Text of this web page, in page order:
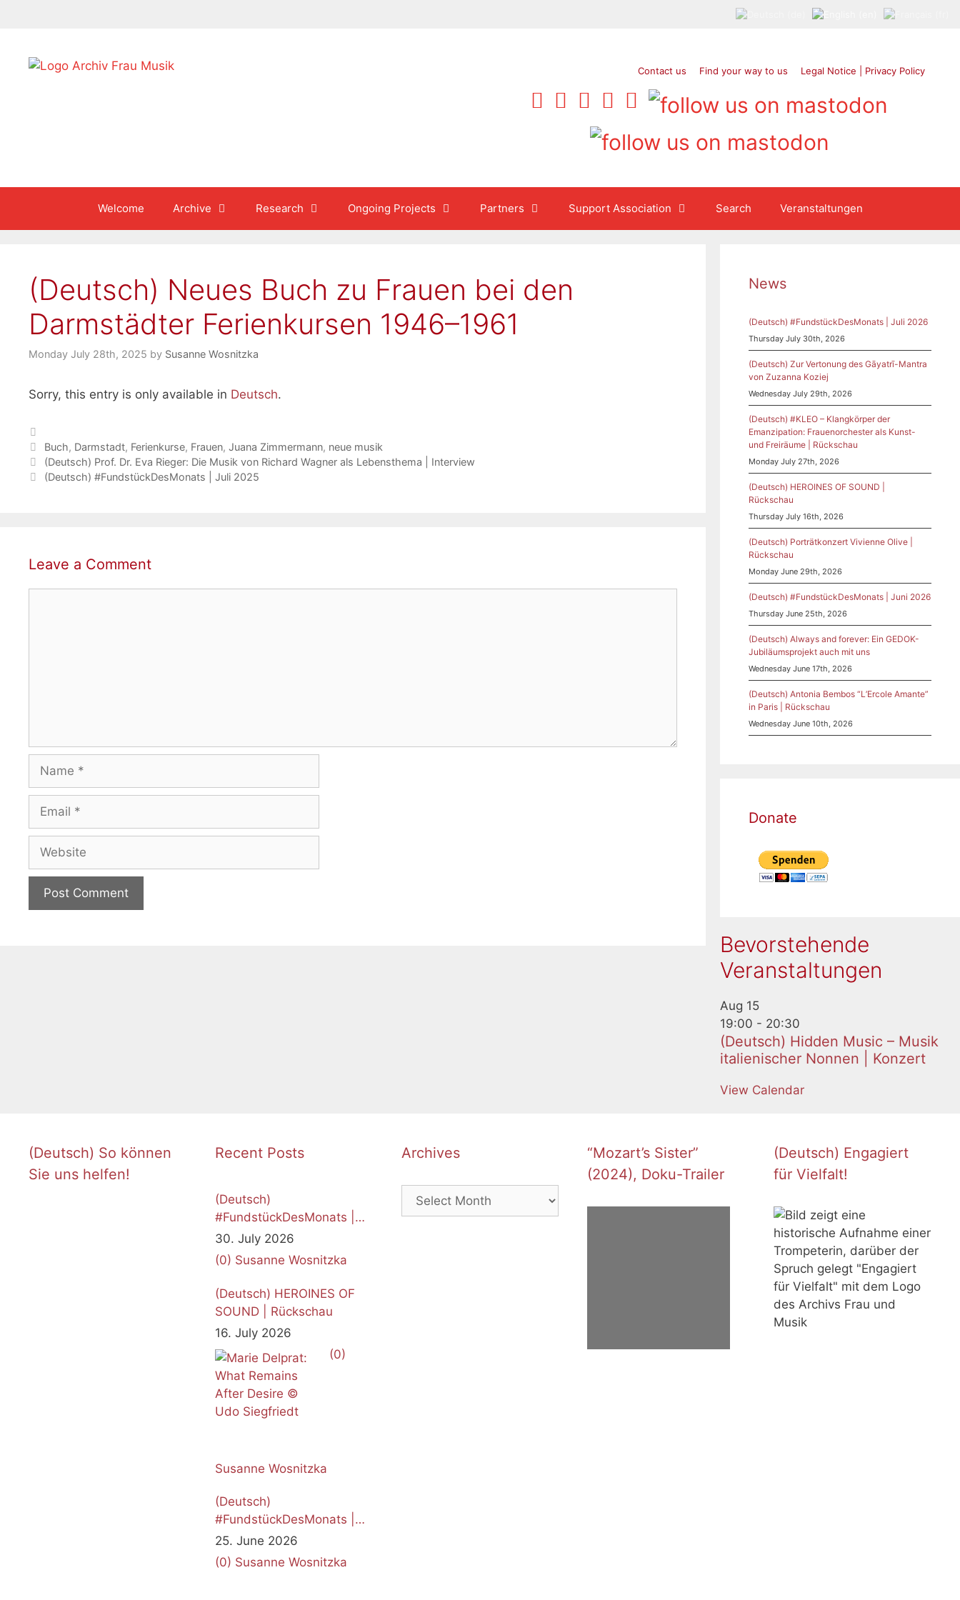
Contact us Find your way to us Legal Notice | Privacy Policy
Welcome Archive Research Ongoing Projects Partners Support Association Search Veranstaltungen
(Deutsch) Neues Buch zu Frauen bei den
Darmstädter Ferienkursen 1946–1961
Monday July 28th, 2025 by Susanne Wosnitzka
Sorry, this entry is only available in Deutsch.
Tags
Buch, Darmstadt, Ferienkurse, Frauen, Juana Zimmermann, neue musik
(Deutsch) Prof. Dr. Eva Rieger: Die Musik von Richard Wagner als Lebensthema | Interview
(Deutsch) #FundstückDesMonats | Juli 2025
Leave a Comment
Name
Email
Website
News
(Deutsch) #FundstückDesMonats | Juli 2026
Thursday July 30th, 2026
(Deutsch) Zur Vertonung des Gāyatrī-Mantra
von Zuzanna Koziej
Wednesday July 29th, 2026
(Deutsch) #KLEO – Klangkörper der
Emanzipation: Frauenorchester als Kunst-
und Freiräume | Rückschau
Monday July 27th, 2026
(Deutsch) HEROINES OF SOUND |
Rückschau
Thursday July 16th, 2026
(Deutsch) Porträtkonzert Vivienne Olive |
Rückschau
Monday June 29th, 2026
(Deutsch) #FundstückDesMonats | Juni 2026
Thursday June 25th, 2026
(Deutsch) Always and forever: Ein GEDOK-
Jubiläumsprojekt auch mit uns
Wednesday June 17th, 2026
(Deutsch) Antonia Bembos “L’Ercole Amante”
in Paris | Rückschau
Wednesday June 10th, 2026
Donate
Bevorstehende
Veranstaltungen
Aug 15
19:00 - 20:30
(Deutsch) Hidden Music – Musik
italienischer Nonnen | Konzert
View Calendar
(Deutsch) So können
Sie uns helfen!
Recent Posts
(Deutsch)
#FundstückDesMonats |
Juli 2026
30. July 2026
(0) Susanne Wosnitzka
(Deutsch) HEROINES OF
SOUND | Rückschau
16. July 2026
(0)
Susanne Wosnitzka
(Deutsch)
#FundstückDesMonats |
Juni 2026
25. June 2026
(0) Susanne Wosnitzka
Archives
Archives
“Mozart’s Sister”
(2024), Doku-Trailer
(Deutsch) Engagiert
für Vielfalt!